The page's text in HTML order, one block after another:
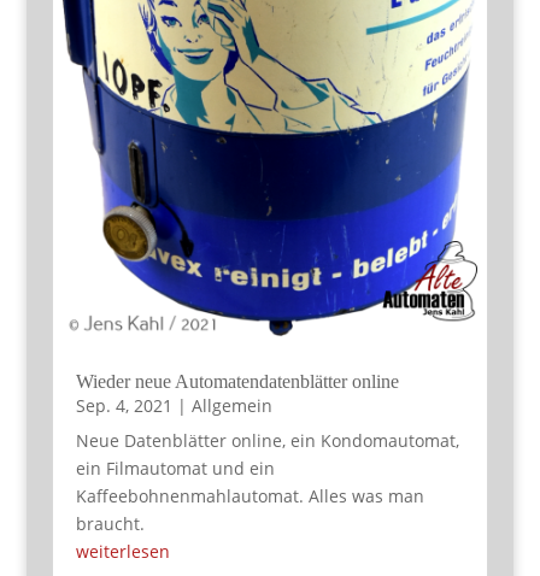
Wieder neue Automatendatenblätter online
Sep. 4, 2021 | Allgemein
Neue Datenblätter online, ein Kondomautomat,
ein Filmautomat und ein
Kaffeebohnenmahlautomat. Alles was man
braucht.
weiterlesen